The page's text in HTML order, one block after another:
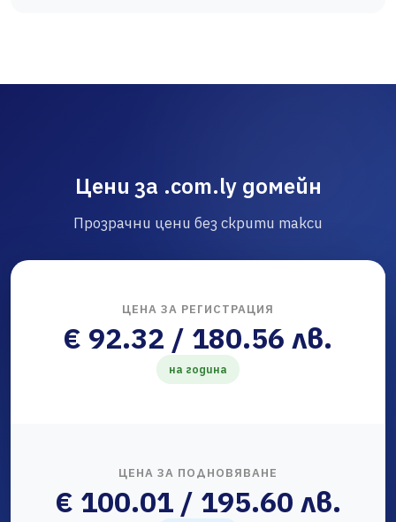
Цени за .com.ly домейн
Прозрачни цени без скрити такси
ЦЕНА ЗА РЕГИСТРАЦИЯ
€ 92.32 / 180.56 лв.
на година
ЦЕНА ЗА ПОДНОВЯВАНЕ
€ 100.01 / 195.60 лв.